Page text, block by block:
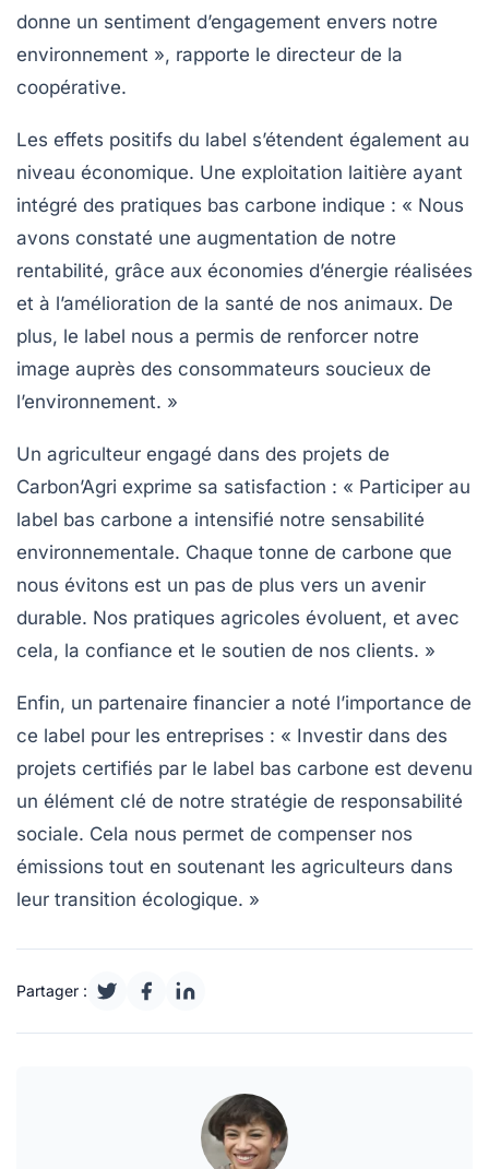
donne un sentiment d’engagement envers notre
environnement », rapporte le directeur de la
coopérative.
Les effets positifs du label s’étendent également au
niveau économique. Une exploitation laitière ayant
intégré des pratiques bas carbone indique : « Nous
avons constaté une augmentation de notre
rentabilité, grâce aux économies d’énergie réalisées
et à l’amélioration de la santé de nos animaux. De
plus, le label nous a permis de renforcer notre
image auprès des consommateurs soucieux de
l’environnement. »
Un agriculteur engagé dans des projets de
Carbon’Agri exprime sa satisfaction : « Participer au
label bas carbone a intensifié notre sensabilité
environnementale. Chaque tonne de carbone que
nous évitons est un pas de plus vers un avenir
durable. Nos pratiques agricoles évoluent, et avec
cela, la confiance et le soutien de nos clients. »
Enfin, un partenaire financier a noté l’importance de
ce label pour les entreprises : « Investir dans des
projets certifiés par le label bas carbone est devenu
un élément clé de notre stratégie de responsabilité
sociale. Cela nous permet de compenser nos
émissions tout en soutenant les agriculteurs dans
leur transition écologique. »
Partager :